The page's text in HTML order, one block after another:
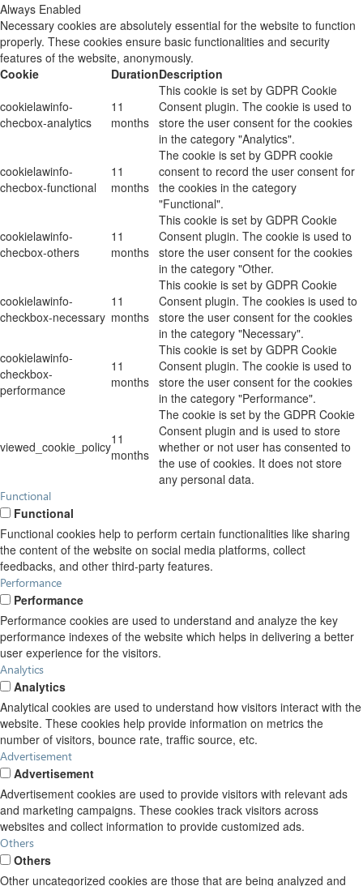
Always Enabled
Necessary cookies are absolutely essential for the website to function
properly. These cookies ensure basic functionalities and security
features of the website, anonymously.
Cookie
DurationDescription
cookielawinfo-
checbox-analytics
11
months
This cookie is set by GDPR Cookie
Consent plugin. The cookie is used to
store the user consent for the cookies
in the category "Analytics".
cookielawinfo-
checbox-functional
11
months
The cookie is set by GDPR cookie
consent to record the user consent for
the cookies in the category
"Functional".
cookielawinfo-
checbox-others
11
months
This cookie is set by GDPR Cookie
Consent plugin. The cookie is used to
store the user consent for the cookies
in the category "Other.
cookielawinfo-
checkbox-necessary
11
months
This cookie is set by GDPR Cookie
Consent plugin. The cookies is used to
store the user consent for the cookies
in the category "Necessary".
cookielawinfo-
checkbox-
performance
11
months
This cookie is set by GDPR Cookie
Consent plugin. The cookie is used to
store the user consent for the cookies
in the category "Performance".
viewed_cookie_policy11
months
The cookie is set by the GDPR Cookie
Consent plugin and is used to store
whether or not user has consented to
the use of cookies. It does not store
any personal data.
Functional
Functional
Functional cookies help to perform certain functionalities like sharing
the content of the website on social media platforms, collect
feedbacks, and other third-party features.
Performance
Performance
Performance cookies are used to understand and analyze the key
performance indexes of the website which helps in delivering a better
user experience for the visitors.
Analytics
Analytics
Analytical cookies are used to understand how visitors interact with the
website. These cookies help provide information on metrics the
number of visitors, bounce rate, traffic source, etc.
Advertisement
Advertisement
Advertisement cookies are used to provide visitors with relevant ads
and marketing campaigns. These cookies track visitors across
websites and collect information to provide customized ads.
Others
Others
Other uncategorized cookies are those that are being analyzed and